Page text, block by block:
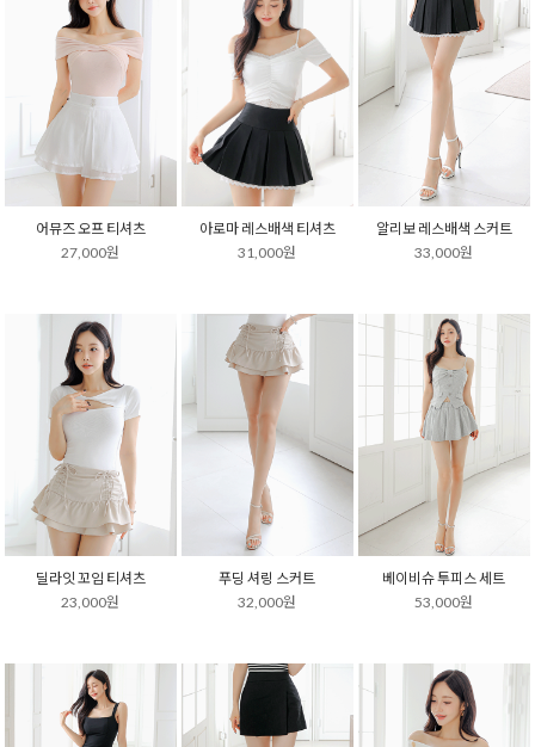
어뮤즈 오프 티셔츠
27,000원
아로마 레스배색 티셔츠
31,000원
알리보 레스배색 스커트
33,000원
딜라잇 꼬임 티셔츠
23,000원
푸딩 셔링 스커트
32,000원
베이비슈 투피스 세트
53,000원